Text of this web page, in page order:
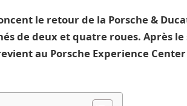
le retour de la Porsche &
de deux et quatre roues. Après le
au Porsche Experience